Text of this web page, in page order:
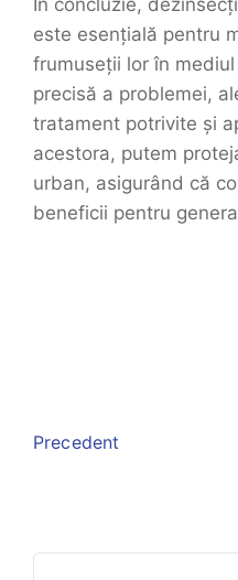
este esențială pentru
frumuseții lor în
precisă a problemei,
tratament potrivite și
acestora, putem
urban, asigurând că
beneficii pentru
Precedent